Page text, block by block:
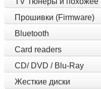
Прошивки (Firmware)
Bluetooth
Card readers
CD/ DVD / Blu-Ray
Жесткие диски